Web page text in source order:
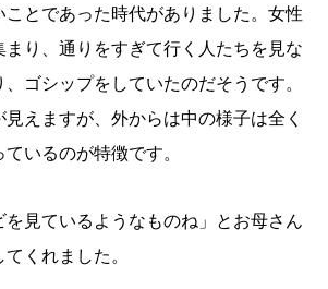
ことであった時代がありました。女性
り、通りをすぎて行く人たちを見な
ゴシップをしていたのだそうです。
えますが、外からは中の様子は全く
いるのが特徴です。
を見ているようなものね」とお母さん
くれました。